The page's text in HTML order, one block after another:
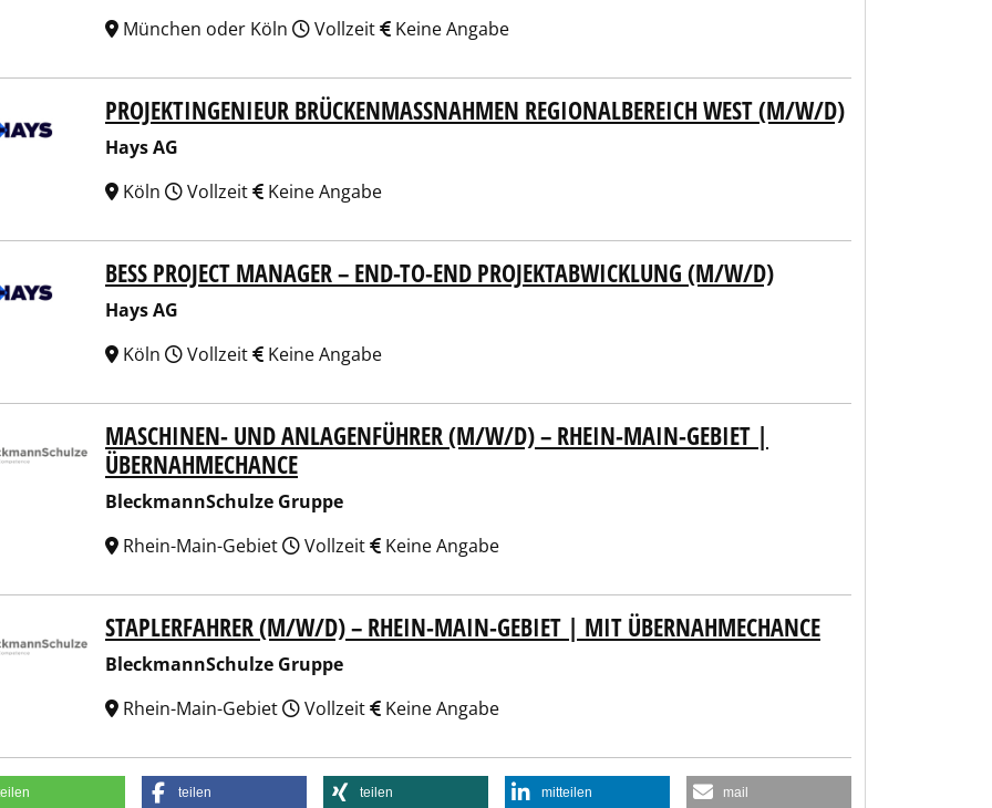
München oder Köln
Vollzeit Keine Angabe
PROJEKTINGENIEUR BRÜCKENMASSNAHMEN REGIONALBEREICH WEST (M/W/D)
Hays AG
Köln
Vollzeit Keine Angabe
BESS PROJECT MANAGER – END-TO-END PROJEKTABWICKLUNG (M/W/D)
Hays AG
Köln
Vollzeit Keine Angabe
Gruppe
MASCHINEN- UND ANLAGENFÜHRER (M/W/D) – RHEIN-MAIN-GEBIET |
ÜBERNAHMECHANCE
BleckmannSchulze Gruppe
Rhein-Main-Gebiet
Vollzeit Keine Angabe
Gruppe
STAPLERFAHRER (M/W/D) – RHEIN-MAIN-GEBIET | MIT ÜBERNAHMECHANCE
BleckmannSchulze Gruppe
Rhein-Main-Gebiet
Vollzeit Keine Angabe
teilen teilen mitteilen mail